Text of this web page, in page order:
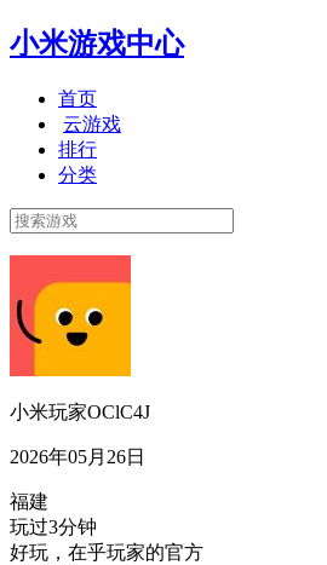
小米游戏中心
首页
云游戏
排行
分类
小米玩家OClC4J
2026年05月26日
福建
玩过3分钟
好玩，在乎玩家的官方